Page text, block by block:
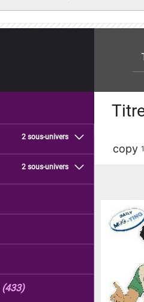
2 sous-univers
2 sous-univers
(433)
copy